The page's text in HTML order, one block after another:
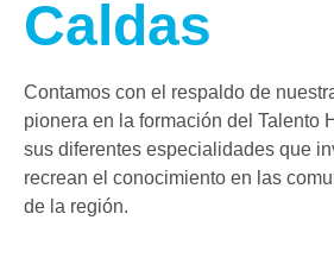
Caldas
Contamos con el respaldo de
pionera en la formación del Talento
sus diferentes especialidades que
recrean el conocimiento en las
de la región.